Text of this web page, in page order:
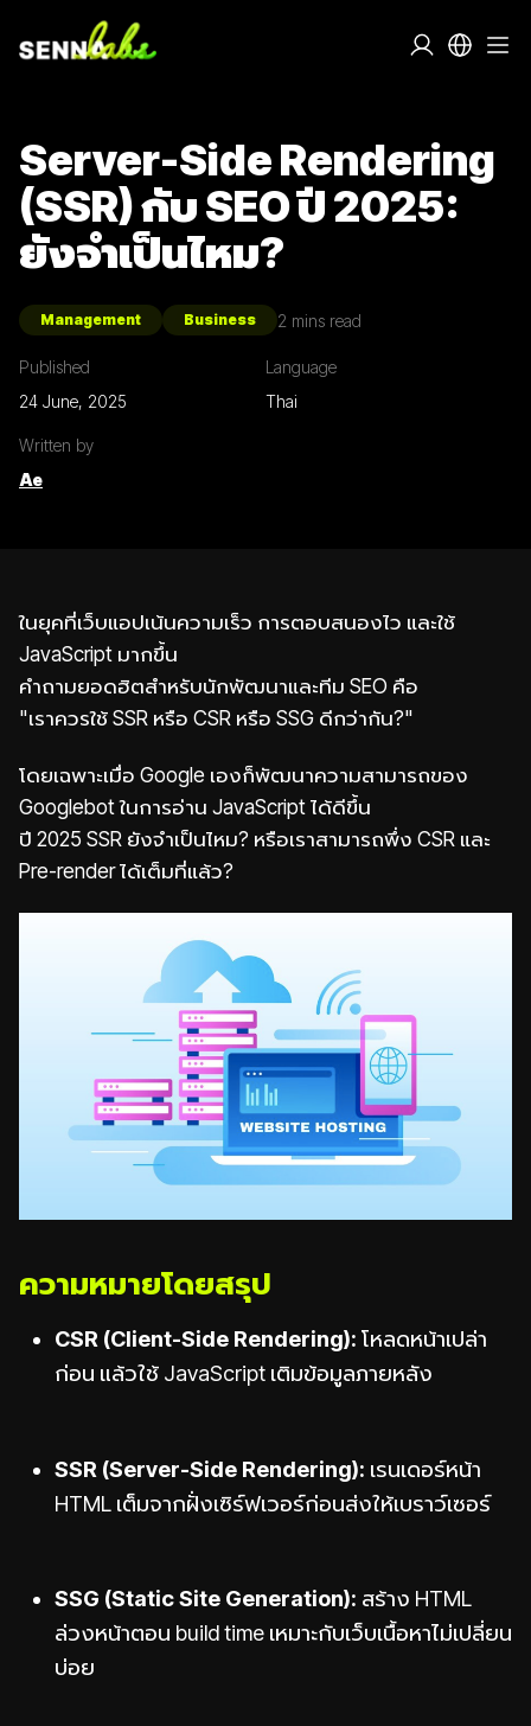
Server-Side Rendering
(SSR) กับ SEO ปี 2025:
ยังจำเป็นไหม?
Management Business 2 mins read
Published
24 June, 2025
Language
Thai
Written by
Ae
ในยุคที่เว็บแอปเน้นความเร็ว การตอบสนองไว และใช้
JavaScript มากขึ้น
คำถามยอดฮิตสำหรับนักพัฒนาและทีม SEO คือ
"เราควรใช้ SSR หรือ CSR หรือ SSG ดีกว่ากัน?"
โดยเฉพาะเมื่อ Google เองก็พัฒนาความสามารถของ
Googlebot ในการอ่าน JavaScript ได้ดีขึ้น
ปี 2025 SSR ยังจำเป็นไหม? หรือเราสามารถพึ่ง CSR และ
Pre-render ได้เต็มที่แล้ว?
ความหมายโดยสรุป
CSR (Client-Side Rendering): โหลดหน้าเปล่า
ก่อน แล้วใช้ JavaScript เติมข้อมูลภายหลัง
SSR (Server-Side Rendering): เรนเดอร์หน้า
HTML เต็มจากฝั่งเซิร์ฟเวอร์ก่อนส่งให้เบราว์เซอร์
SSG (Static Site Generation): สร้าง HTML
ล่วงหน้าตอน build time เหมาะกับเว็บเนื้อหาไม่เปลี่ยน
บ่อย